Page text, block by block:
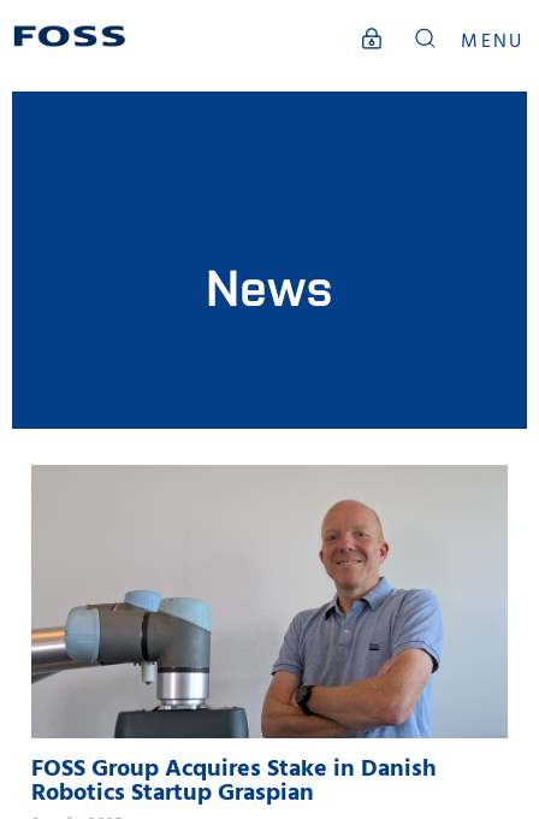
MENU
News
FOSS Group Acquires Stake in Danish
Robotics Startup Graspian